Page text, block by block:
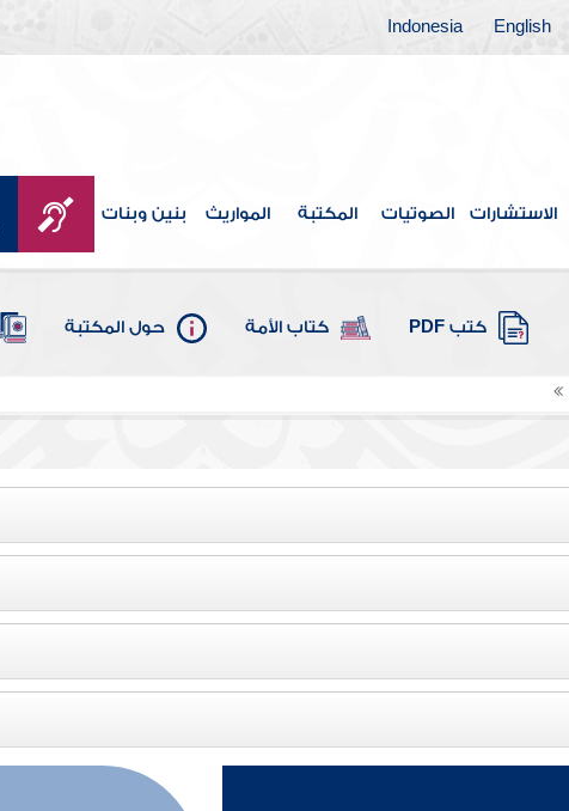
English
Indonesia
الاستشارات الصوتيات المكتبة المواريث بنين وبنات
كتب PDF كتاب الأمة حول المكتبة